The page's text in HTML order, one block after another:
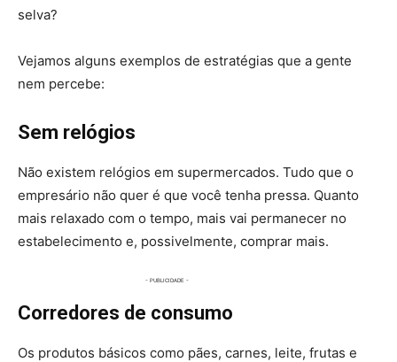
selva?
Vejamos alguns exemplos de estratégias que a gente
nem percebe:
Sem relógios
Não existem relógios em supermercados. Tudo que o
empresário não quer é que você tenha pressa. Quanto
mais relaxado com o tempo, mais vai permanecer no
estabelecimento e, possivelmente, comprar mais.
Corredores de consumo
Os produtos básicos como pães, carnes, leite, frutas e